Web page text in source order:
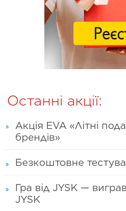
Останні акції:
Акція EVA «Літні
брендів»
Безкоштовне
Гра від JYSK —
JYSK